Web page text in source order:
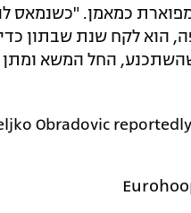
כמאמן. "כשנמאס
הוא לקח שנת שבתון
שהשתכנע, החל המשא
Obradovic